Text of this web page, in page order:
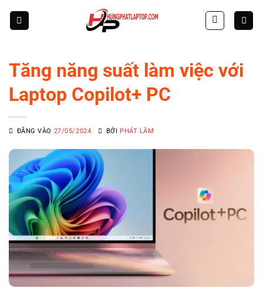
Tăng năng suất làm việc với
Laptop Copilot+ PC
ĐĂNG VÀO 27/05/2024 BỞI PHÁT LÂM